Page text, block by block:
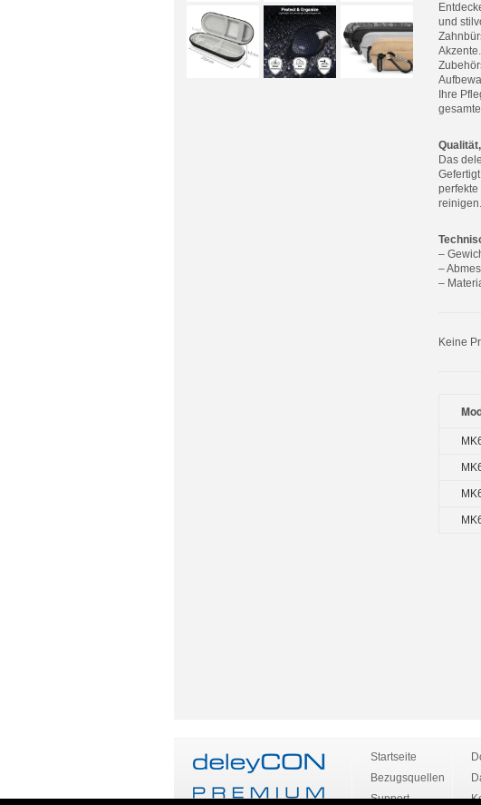
und
Ihre
Das
perfekte
reinigen.
–
–
–
Keine
Startseite
Bezugsquellen
Support